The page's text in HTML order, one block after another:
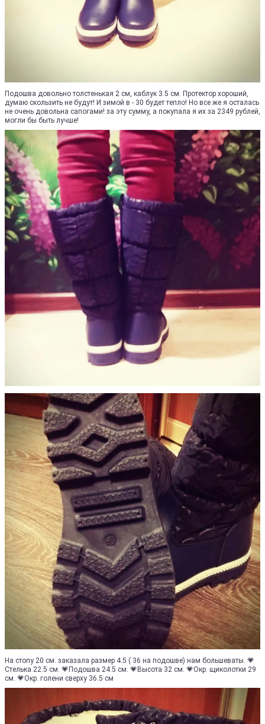
Подошва довольно толстенькая 2 см, каблук 3.5 см. Протектор хороший,
думаю скользить не будут! И зимой в - 30 будет тепло! Но все же я осталась
не очень довольна сапогами! за эту сумму, а покупала я их за 2349 рублей,
могли бы быть лучше!
На стопу 20 см. заказала размер 4.5 ( 36 на подошве) нам большеваты. 💗
Стелька 22.5 см. 💗Подошва 24.5 см. 💗Высота 32 см. 💗Окр. щиколотки 29
см. 💗Окр. голени сверху 36.5 см